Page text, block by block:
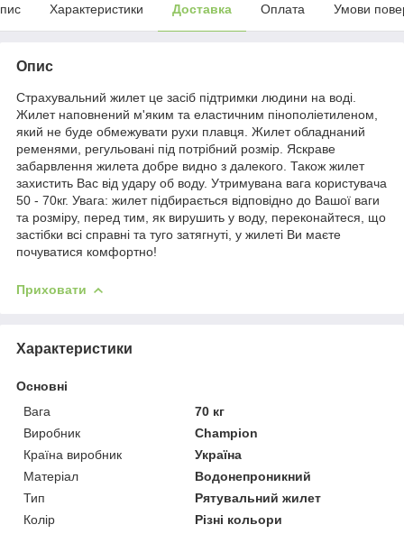
Характеристики Доставка Оплата Умови
Опис
Страхувальний жилет це засіб підтримки людини на воді.
Жилет наповнений м'яким та еластичним пінополіетиленом,
який не буде обмежувати рухи плавця. Жилет обладнаний
ременями, регульовані під потрібний розмір. Яскраве
забарвлення жилета добре видно з далекого. Також жилет
захистить Вас від удару об воду. Утримувана вага користувача
50 - 70кг. Увага: жилет підбирається відповідно до Вашої ваги
та розміру, перед тим, як вирушить у воду, переконайтеся, що
застібки всі справні та туго затягнуті, у жилеті Ви маєте
почуватися комфортно!
Приховати
Характеристики
Основні
Вага
70 кг
Виробник
Champion
Країна виробник
Україна
Матеріал
Водонепроникний
Тип
Рятувальний жилет
Колір
Різні кольори